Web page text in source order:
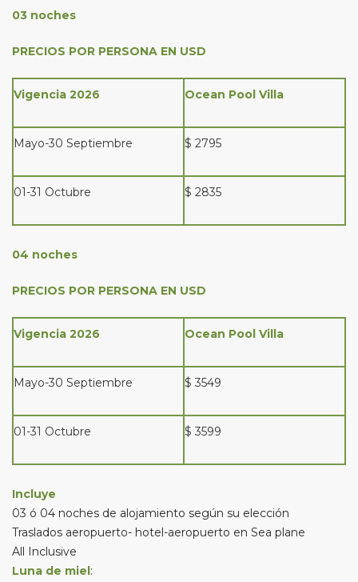
03 noches
PRECIOS POR PERSONA EN USD
Vigencia 2026 Ocean Pool Villa
Mayo-30 Septiembre $ 2795
01-31 Octubre $ 2835
04 noches
PRECIOS POR PERSONA EN USD
Vigencia 2026 Ocean Pool Villa
Mayo-30 Septiembre $ 3549
01-31 Octubre $ 3599
Incluye
03 ó 04 noches de alojamiento según su elección
Traslados aeropuerto- hotel-aeropuerto en Sea plane
All Inclusive
Luna de miel: